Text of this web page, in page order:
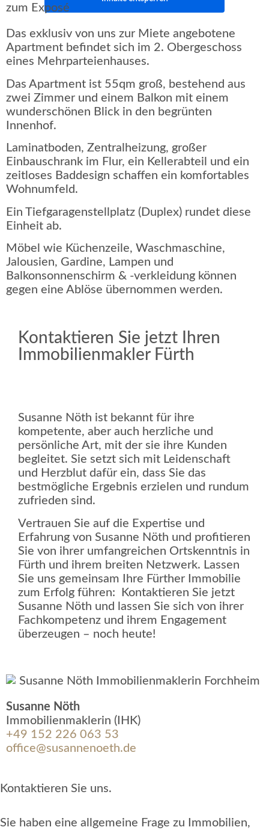
zum Exposé
Das exklusiv von uns zur Miete angebotene
Apartment befindet sich im 2. Obergeschoss
eines Mehrparteienhauses.
Das Apartment ist 55qm groß, bestehend aus
zwei Zimmer und einem Balkon mit einem
wunderschönen Blick in den begrünten
Innenhof.
Laminatboden, Zentralheizung, großer
Einbauschrank im Flur, ein Kellerabteil und ein
zeitloses Baddesign schaffen ein komfortables
Wohnumfeld.
Ein Tiefgaragenstellplatz (Duplex) rundet diese
Einheit ab.
Möbel wie Küchenzeile, Waschmaschine,
Jalousien, Gardine, Lampen und
Balkonsonnenschirm & -verkleidung können
gegen eine Ablöse übernommen werden.
Kontaktieren Sie jetzt Ihren
Immobilienmakler Fürth
Susanne Nöth ist bekannt für ihre
kompetente, aber auch herzliche und
persönliche Art, mit der sie ihre Kunden
begleitet. Sie setzt sich mit Leidenschaft
und Herzblut dafür ein, dass Sie das
bestmögliche Ergebnis erzielen und rundum
zufrieden sind.
Vertrauen Sie auf die Expertise und
Erfahrung von Susanne Nöth und profitieren
Sie von ihrer umfangreichen Ortskenntnis in
Fürth und ihrem breiten Netzwerk. Lassen
Sie uns gemeinsam Ihre Fürther Immobilie
zum Erfolg führen: Kontaktieren Sie jetzt
Susanne Nöth und lassen Sie sich von ihrer
Fachkompetenz und ihrem Engagement
überzeugen – noch heute!
Susanne Nöth
Immobilienmaklerin (IHK)
+49 152 226 063 53
office@susannenoeth.de
Kontaktieren Sie uns.
Sie haben eine allgemeine Frage zu Immobilien,